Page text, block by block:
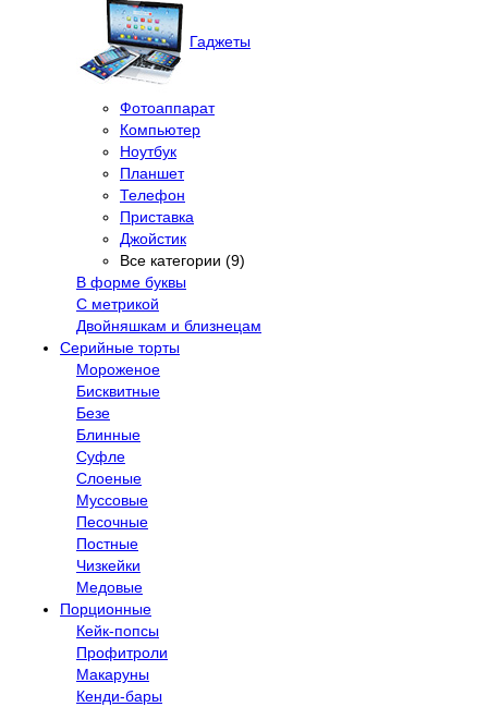
Гаджеты
Фотоаппарат
Компьютер
Ноутбук
Планшет
Телефон
Приставка
Джойстик
Все категории (9)
В форме буквы
С метрикой
Двойняшкам и близнецам
Серийные торты
Мороженое
Бисквитные
Безе
Блинные
Суфле
Слоеные
Муссовые
Песочные
Постные
Чизкейки
Медовые
Порционные
Кейк-попсы
Профитроли
Макаруны
Кенди-бары